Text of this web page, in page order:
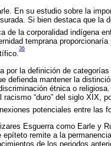
En su estudio sobre la
Si bien destaca que la
de la corporalidad indígena
temprana
36
por la definición de
defienda mantener la
étnica o
racismo “duro” del siglo
potenciales entre las
Esguerra como Earle y
epíteto remite a la
de los periodos